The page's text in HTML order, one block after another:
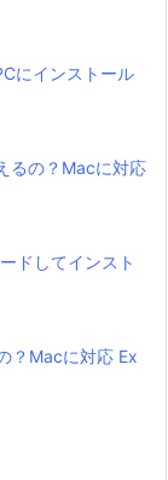
にインストール
るの？Macに対応
ドしてインスト
？Macに対応 Ex